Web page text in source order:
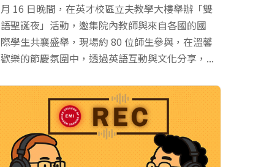
月 16 日晚間，在英才校區立夫教學大樓舉辦「雙
語聖誕夜」活動，邀集院內教師與來自各國的國
際學生共襄盛舉，現場約 80 位師生參與，在溫馨
歡樂的節慶氛圍中，透過英語互動與文化分享，...